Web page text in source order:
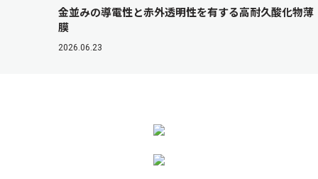
金並みの導電性と赤外透明性を有する高耐久酸化物薄
膜
2026.06.23